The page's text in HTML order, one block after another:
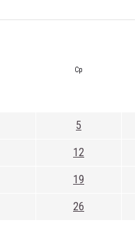
Ср
5
12
19
26